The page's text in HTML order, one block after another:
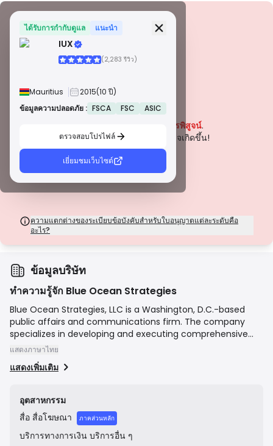
ได้รับการกำกับดูแล แนะนำ
IUX
(2,283 รีวิว)
Mauritius 2015(10 ปี)
ข้อมูลความปลอดภัย : FSCA FSC ASIC
ตรวจสอบโปรไฟล์
เยี่ยมชมเว็บไซต์
ข้อมูลความปลอดภัย
คำเตือน
ยังไม่ได้รับการพิสูจน์.
โปรดระมัดระวังความเสี่ยงที่อาจเกิดขึ้น!
ความแตกต่างของระเบียบข้อบังคับสำหรับใบอนุญาตแต่ละระดับคือ
อะไร?
ออกโดยหน่วยงานกำกับดูแลที่มีชื่อเสียงระดับโลก ใบอนุญาตเหล่านี้รับประกันการ
มาตรฐาน AML/CTF ช่วยเพิ่มความปลอดภัยยิ่งขึ้น
ได้รับอนุญาตจากหน่วยงานกำกับดูแลระดับภูมิภาคที่ได้รับการยอมรับ ใบอนุญาต
เหล่านี้มีมาตรการความปลอดภัยที่แข็งแกร่ง เช่น การแยกเงินทุน การรายงาน
ทางการเงิน และแผนการชดเชย แม้ว่าจะเข้มงวดน้อยกว่าระดับ 1 เล็กน้อย แต่ก็
ออกโดยหน่วยงานกำกับดูแลในตลาดเกิดใหม่ ใบอนุญาตเหล่านี้ให้การคุ้มครองขั้น
พื้นฐาน เช่น ข้อกำหนดเงินทุนขั้นต่ำและนโยบาย AML การกำกับดูแลมีความเข้ม
งวดน้อยกว่า ดังนั้นผู้ค้าควรใช้ความระมัดระวังและตรวจสอบมาตรการความ
จากเขตอำนาจศาลที่มีการกำกับดูแลน้อยที่สุด ใบอนุญาตเหล่านี้มักขาดการ
คุ้มครองที่สำคัญ เช่น การแยกเงินทุนและการประกันภัย แม้ว่าจะมีความยืดหยุ่นใน
ข้อมูลบริษัท
ทำความรู้จัก Blue Ocean Strategies
Blue Ocean Strategies, LLC is a Washington, D.C.-based
public affairs and communications firm. The company
specializes in developing and executing comprehensive
strategies that integrate government relations, strategic
communications, media relations, and coalition building.
Their mission is to help clients navigate complex public
public opinion and influencing decision-makers. They work
with a diverse range of clients to manage their reputation,
advocate for their interests, and achieve their strategic
objectives in the political and public arenas.
แสดงภาษาไทย
แสดงเพิ่มเติม
อุตสาหกรรม
สื่อ สื่อโฆษณา ภาคส่วนหลัก
บริการทางการเงิน บริการอื่น ๆ